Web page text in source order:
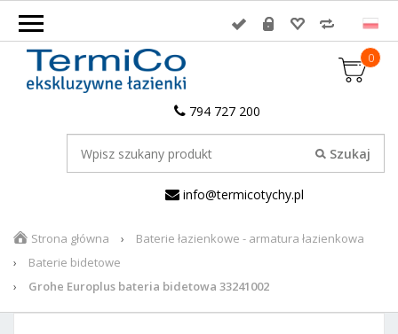
0
794 727 200
info@termicotychy.pl
Strona główna
Baterie łazienkowe - armatura łazienkowa
Baterie bidetowe
Grohe Europlus bateria bidetowa 33241002